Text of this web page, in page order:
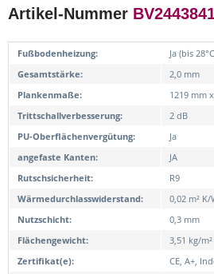
Artikel-Nummer
Fußbodenheizung:
Ja (bis
Gesamtstärke:
2,0 mm
Plankenmaße:
1219 mm
Trittschallverbesserung:
2 dB
PU-Oberflächenvergütung:
Ja
angefaste Kanten:
JA
Rutschsicherheit:
R9
Wärmedurchlasswiderstand:
0,02 m² K/
Nutzschicht:
0,3 mm
Flächengewicht:
3,51 kg/m²
Zertifikat(e):
CE, A+,